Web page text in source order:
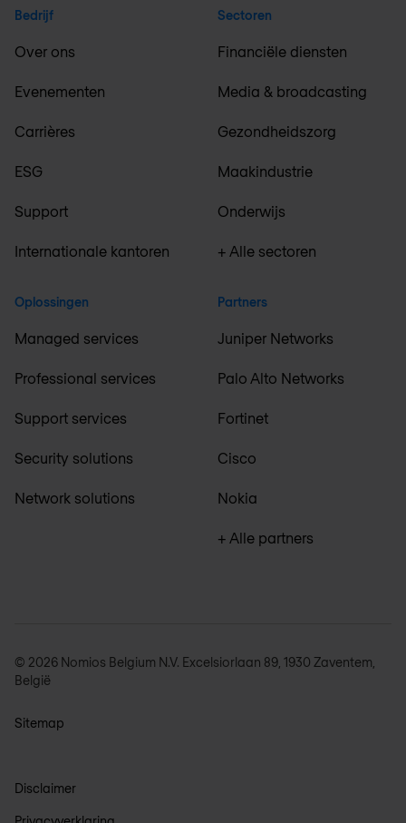
Bedrijf
Over ons
Evenementen
Carrières
ESG
Support
Internationale kantoren
Oplossingen
Managed services
Professional services
Support services
Security solutions
Network solutions
Sectoren
Financiële diensten
Media & broadcasting
Gezondheidszorg
Maakindustrie
Onderwijs
+ Alle sectoren
Partners
Juniper Networks
Palo Alto Networks
Fortinet
Cisco
Nokia
+ Alle partners
© 2026 Nomios Belgium N.V. Excelsiorlaan 89, 1930 Zaventem,
België
Sitemap
Disclaimer